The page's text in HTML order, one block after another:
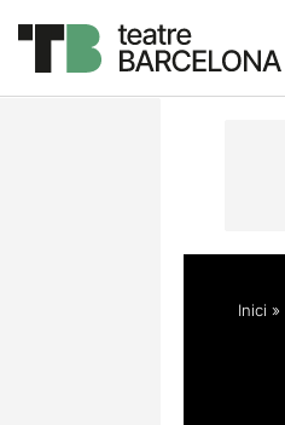
Descripció
Inici »